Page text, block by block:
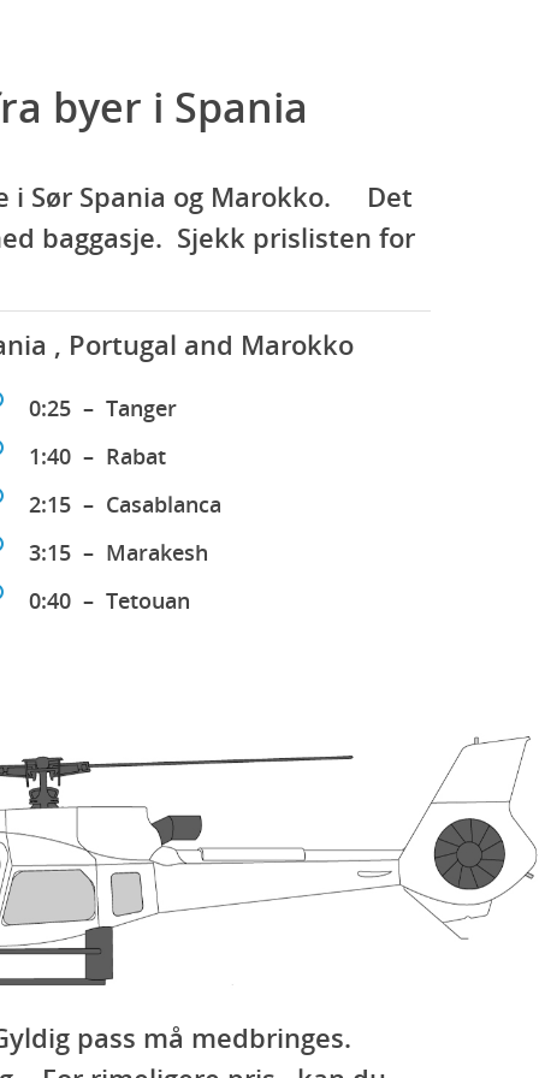
byer i Spania
i Sør Spania og Marokko. Det
baggasje. Sjekk prislisten for
, Portugal and Marokko
0:25 – Tanger
1:40 – Rabat
2:15 – Casablanca
3:15 – Marakesh
0:40 – Tetouan
pass må medbringes.